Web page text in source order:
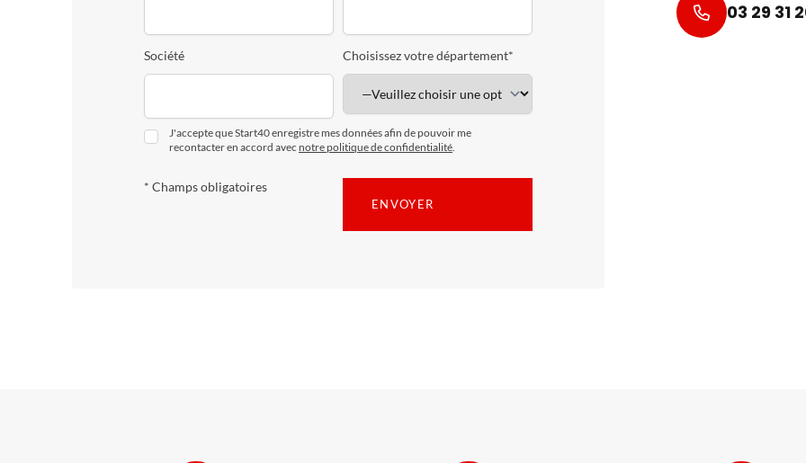
Société Choisissez votre département*
J'accepte que Start40 enregistre mes données afin de pouvoir me
recontacter en accord avec notre politique de confidentialité.
* Champs obligatoires
03 29 31